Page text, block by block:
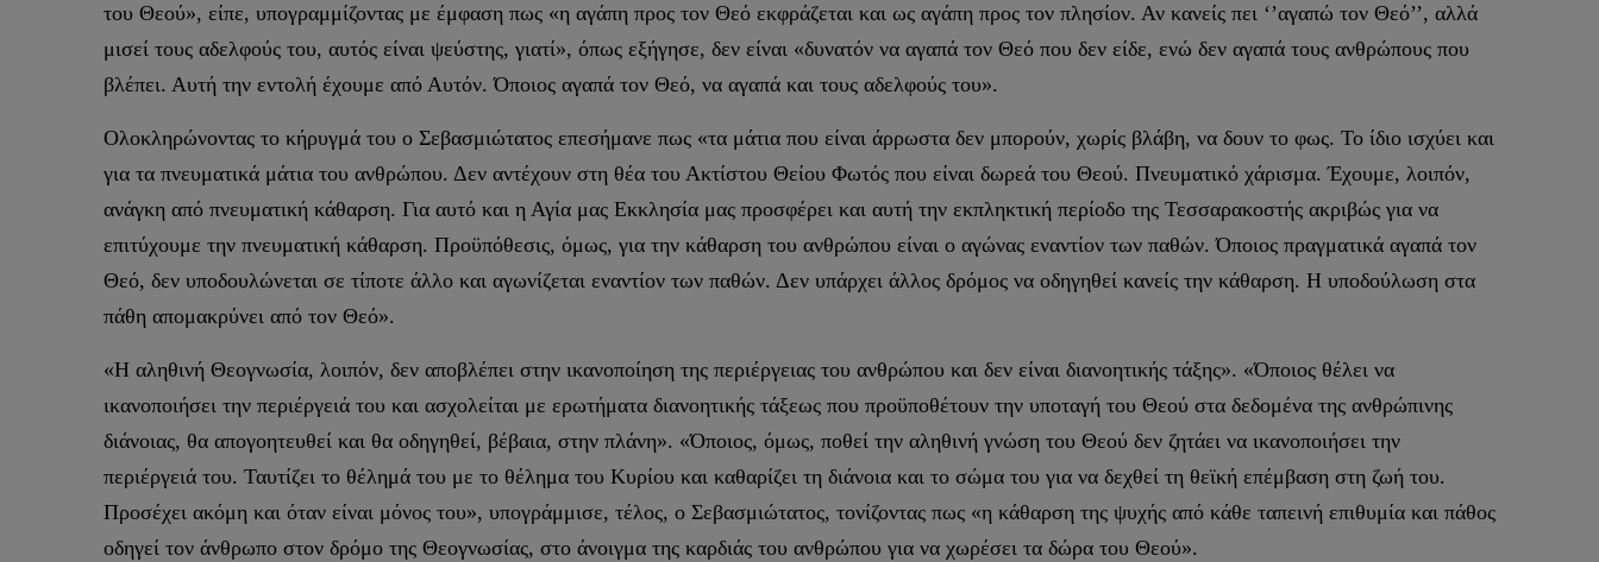
του Θεού», είπε, υπογραμμίζοντας με έμφαση πως «η αγάπη προς τον Θεό εκφράζεται και ως αγάπη προς τον πλησίον. Αν κανείς πει ‘’αγαπώ τον Θεό’’, αλλά
μισεί τους αδελφούς του, αυτός είναι ψεύστης, γιατί», όπως εξήγησε, δεν είναι «δυνατόν να αγαπά τον Θεό που δεν είδε, ενώ δεν αγαπά τους ανθρώπους που
βλέπει. Αυτή την εντολή έχουμε από Αυτόν. Όποιος αγαπά τον Θεό, να αγαπά και τους αδελφούς του».
Ολοκληρώνοντας το κήρυγμά του ο Σεβασμιώτατος επεσήμανε πως «τα μάτια που είναι άρρωστα δεν μπορούν, χωρίς βλάβη, να δουν το φως. Το ίδιο ισχύει και
για τα πνευματικά μάτια του ανθρώπου. Δεν αντέχουν στη θέα του Ακτίστου Θείου Φωτός που είναι δωρεά του Θεού. Πνευματικό χάρισμα. Έχουμε, λοιπόν,
ανάγκη από πνευματική κάθαρση. Για αυτό και η Αγία μας Εκκλησία μας προσφέρει και αυτή την εκπληκτική περίοδο της Τεσσαρακοστής ακριβώς για να
επιτύχουμε την πνευματική κάθαρση. Προϋπόθεσις, όμως, για την κάθαρση του ανθρώπου είναι ο αγώνας εναντίον των παθών. Όποιος πραγματικά αγαπά τον
Θεό, δεν υποδουλώνεται σε τίποτε άλλο και αγωνίζεται εναντίον των παθών. Δεν υπάρχει άλλος δρόμος να οδηγηθεί κανείς την κάθαρση. Η υποδούλωση στα
πάθη απομακρύνει από τον Θεό».
«Η αληθινή Θεογνωσία, λοιπόν, δεν αποβλέπει στην ικανοποίηση της περιέργειας του ανθρώπου και δεν είναι διανοητικής τάξης». «Όποιος θέλει να
ικανοποιήσει την περιέργειά του και ασχολείται με ερωτήματα διανοητικής τάξεως που προϋποθέτουν την υποταγή του Θεού στα δεδομένα της ανθρώπινης
διάνοιας, θα απογοητευθεί και θα οδηγηθεί, βέβαια, στην πλάνη». «Όποιος, όμως, ποθεί την αληθινή γνώση του Θεού δεν ζητάει να ικανοποιήσει την
περιέργειά του. Ταυτίζει το θέλημά του με το θέλημα του Κυρίου και καθαρίζει τη διάνοια και το σώμα του για να δεχθεί τη θεϊκή επέμβαση στη ζωή του.
Προσέχει ακόμη και όταν είναι μόνος του», υπογράμμισε, τέλος, ο Σεβασμιώτατος, τονίζοντας πως «η κάθαρση της ψυχής από κάθε ταπεινή επιθυμία και πάθος
οδηγεί τον άνθρωπο στον δρόμο της Θεογνωσίας, στο άνοιγμα της καρδιάς του ανθρώπου για να χωρέσει τα δώρα του Θεού».